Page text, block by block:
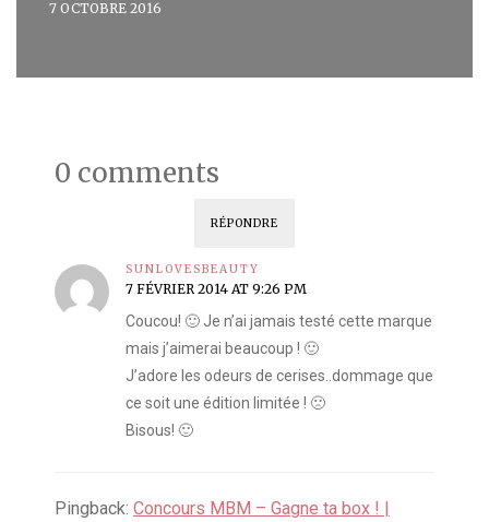
7 OCTOBRE 2016
0 comments
RÉPONDRE
SUNLOVESBEAUTY
7 FÉVRIER 2014 AT 9:26 PM
Coucou! 🙂 Je n’ai jamais testé cette marque
mais j’aimerai beaucoup ! 🙂
J’adore les odeurs de cerises..dommage que
ce soit une édition limitée ! 🙁
Bisous! 🙂
Pingback: Concours MBM – Gagne ta box ! |